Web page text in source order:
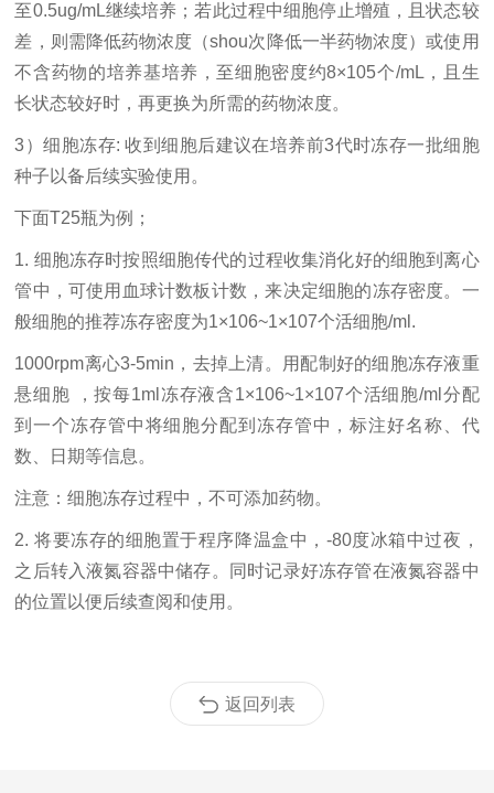
至0.5ug/mL继续培养；若此过程中细胞停止增殖，且状态较
差，则需降低药物浓度（shou次降低一半药物浓度）或使用
不含药物的培养基培养，至细胞密度约8×105个/mL，且生
长状态较好时，再更换为所需的药物浓度。
3）细胞冻存: 收到细胞后建议在培养前3代时冻存一批细胞
种子以备后续实验使用。
下面T25瓶为例；
1. 细胞冻存时按照细胞传代的过程收集消化好的细胞到离心
管中，可使用血球计数板计数，来决定细胞的冻存密度。一
般细胞的推荐冻存密度为1×106~1×107个活细胞/ml.
1000rpm离心3-5min，去掉上清。用配制好的细胞冻存液重
悬细胞 ，按每1ml冻存液含1×106~1×107个活细胞/ml分配
到一个冻存管中将细胞分配到冻存管中，标注好名称、代
数、日期等信息。
注意：细胞冻存过程中，不可添加药物。
2. 将要冻存的细胞置于程序降温盒中，-80度冰箱中过夜，
之后转入液氮容器中储存。同时记录好冻存管在液氮容器中
的位置以便后续查阅和使用。
返回列表